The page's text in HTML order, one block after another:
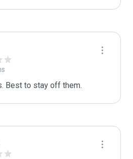
Best to stay off them.